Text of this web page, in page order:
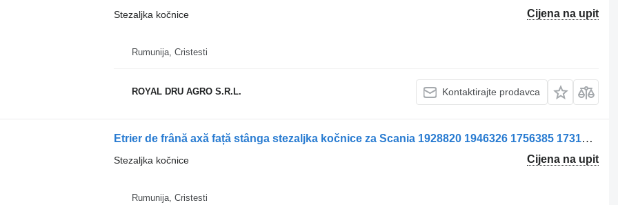
Cijena na upit
Stezaljka kočnice
Rumunija, Cristesti
ROYAL DRU AGRO S.R.L. Kontaktirajte prodavca
Etrier de frână axă față stânga stezaljka kočnice za Scania 1928820 1946326 1756385 1731227 1746797 1946307 1928817 kamiona
Cijena na upit
Stezaljka kočnice
Rumunija, Cristesti